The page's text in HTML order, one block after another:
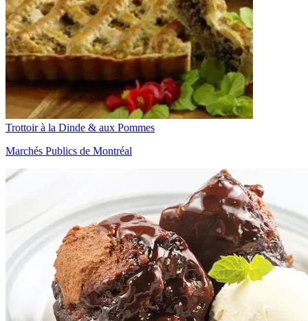
Trottoir à la Dinde & aux Pommes
Marchés Publics de Montréal